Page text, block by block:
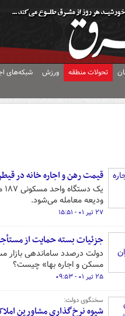
تحولات منطقه ورزش شبکه‌های
قیمت رهن و اجاره خانه در
ودیعه معامله می‌شود.
۲۷ تیر ۰۱ - ۱۵:۵۱
جزئیات بسته حمایت از
دولت درصدد ساماندهی بازار
مسکن و اجاره بها» چیست؟
۲۵ تیر ۰۱ - ۰۹:۵۳
سخنگوی دولت:
شیوه نرخ‌گذاری مشاورین